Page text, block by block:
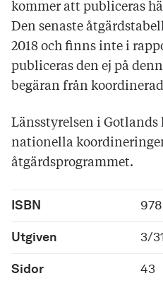
kommer att publiceras
Den senaste
2018 och finns inte i
publiceras den ej på
begäran från
Länsstyrelsen i Gotlands
nationella
åtgärdsprogrammet.
ISBN
Utgiven 3/
Sidor 43